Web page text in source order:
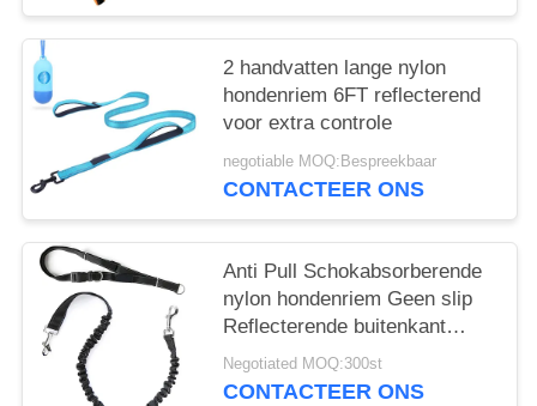
2 handvatten lange nylon
hondenriem 6FT reflecterend
voor extra controle
negotiable MOQ:Bespreekbaar
CONTACTEER ONS
Anti Pull Schokabsorberende
nylon hondenriem Geen slip
Reflecterende buitenkant
Lichtgewicht
Negotiated MOQ:300st
CONTACTEER ONS